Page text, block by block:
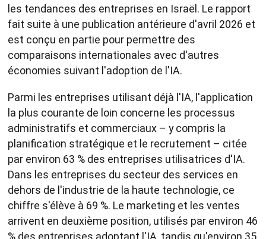
les tendances des entreprises en Israël. Le rapport
fait suite à une publication antérieure d'avril 2026 et
est conçu en partie pour permettre des
comparaisons internationales avec d'autres
économies suivant l'adoption de l'IA.
Parmi les entreprises utilisant déjà l'IA, l'application
la plus courante de loin concerne les processus
administratifs et commerciaux – y compris la
planification stratégique et le recrutement – citée
par environ 63 % des entreprises utilisatrices d'IA.
Dans les entreprises du secteur des services en
dehors de l'industrie de la haute technologie, ce
chiffre s'élève à 69 %. Le marketing et les ventes
arrivent en deuxième position, utilisés par environ 46
% des entreprises adoptant l'IA, tandis qu'environ 35